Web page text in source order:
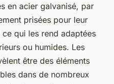
en acier galvanisé, par
prisées pour leur
qui les rend adaptées
ou humides. Les
être des éléments
dans de nombreux